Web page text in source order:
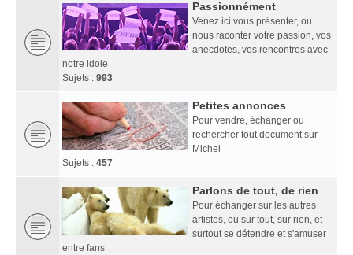
Passionnément
Venez ici vous présenter, ou
nous raconter votre passion, vos
anecdotes, vos rencontres avec
notre idole
Sujets : 993
Petites annonces
Pour vendre, échanger ou
rechercher tout document sur
Michel
Sujets : 457
Parlons de tout, de rien
Pour échanger sur les autres
artistes, ou sur tout, sur rien, et
surtout se détendre et s'amuser
entre fans